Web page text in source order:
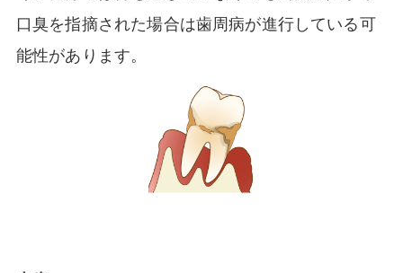
口臭を指摘された場合は歯周病が進行している可
能性があります。